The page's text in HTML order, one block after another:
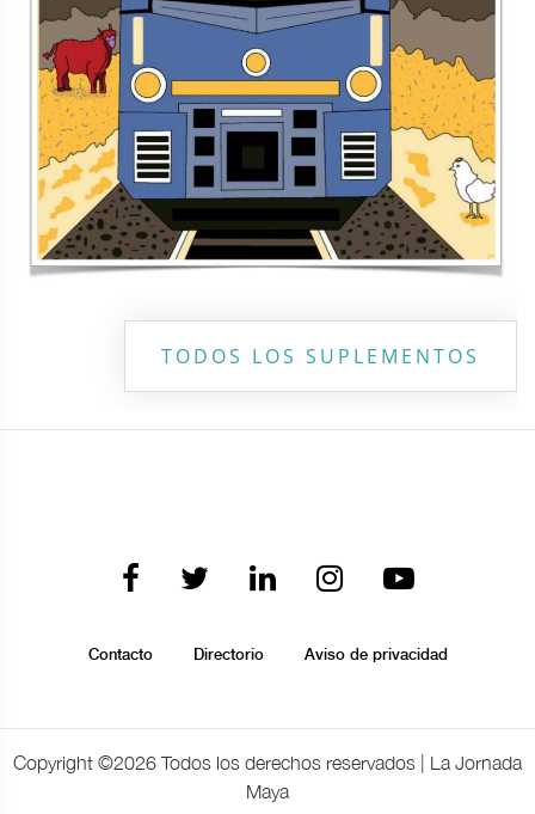
TODOS LOS SUPLEMENTOS
Contacto Directorio Aviso de privacidad
Copyright ©2026 Todos los derechos reservados | La Jornada
Maya